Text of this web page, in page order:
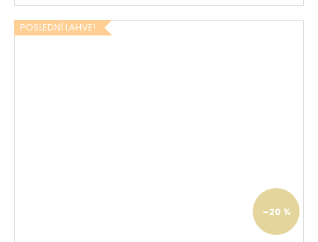
POSLEDNÍ LAHVE!
–20 %